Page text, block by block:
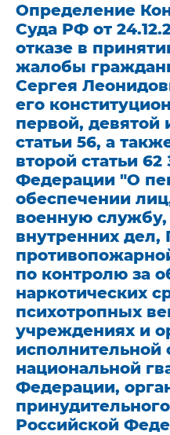
Определение
Суда РФ от
отказе в
жалобы
Сергея
его
первой, девятой
статьи 56, а
второй статьи
Федерации "О
обеспечении
военную службу,
внутренних дел,
по контролю за
наркотических
психотропных
учреждениях и
исполнительной
национальной
Федерации,
Российской